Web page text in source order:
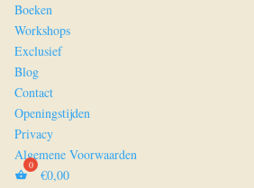
Boeken
Workshops
Exclusief
Blog
Contact
Openingstijden
Privacy
Algemene Voorwaarden
€0,00